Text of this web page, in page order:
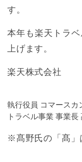
す。
本年も楽天トラ
上げます。
楽天株式会社
執行役員 コマースカ
トラベル事業 事業長
※髙野氏の「髙」